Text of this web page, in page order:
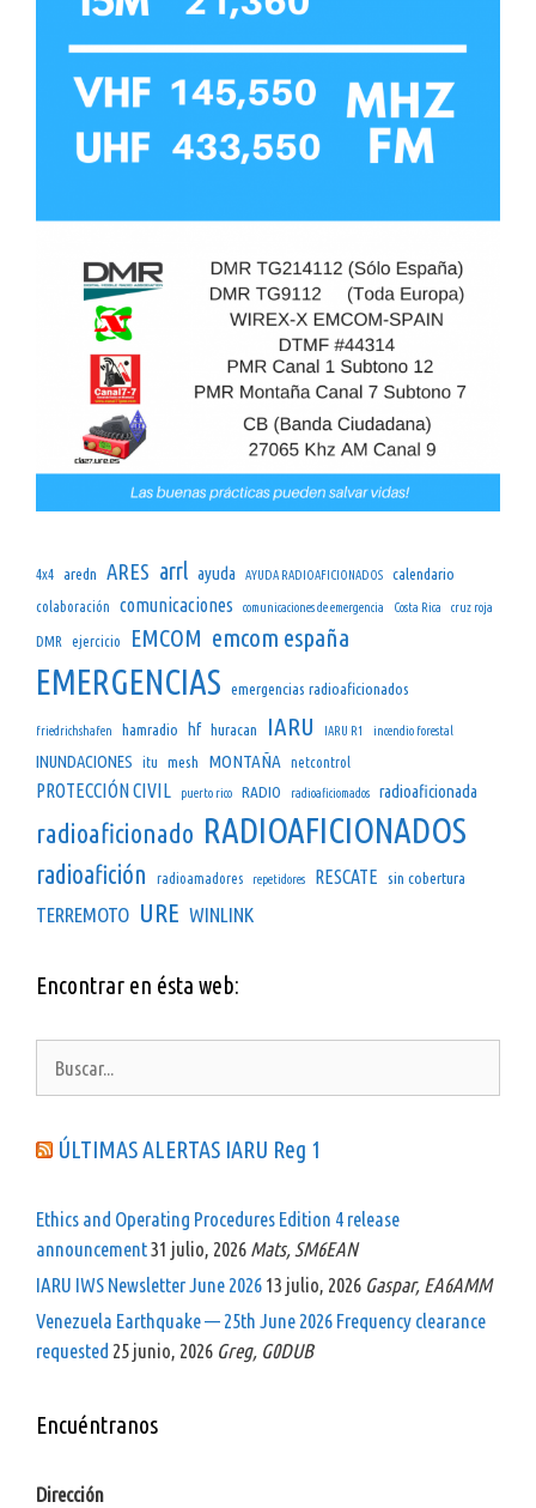
4x4 aredn ARES arrl ayuda AYUDA RADIOAFICIONADOS calendario
colaboración comunicaciones comunicaciones de emergencia Costa Rica cruz roja
DMR ejercicio EMCOM emcom españa
EMERGENCIAS emergencias radioaficionados
friedrichshafen hamradio hf huracan IARU IARU R1 incendio forestal
INUNDACIONES itu mesh MONTAÑA netcontrol
PROTECCIÓN CIVIL puerto rico RADIO radioaficiomados radioaficionada
radioaficionado RADIOAFICIONADOS
radioafición radioamadores repetidores RESCATE sin cobertura
TERREMOTO URE WINLINK
Encontrar en ésta web:
ÚLTIMAS ALERTAS IARU Reg 1
Ethics and Operating Procedures Edition 4 release
announcement31 julio, 2026 Mats, SM6EAN
IARU IWS Newsletter June 2026 13 julio, 2026 Gaspar, EA6AMM
Venezuela Earthquake — 25th June 2026 Frequency clearance
requested 25 junio, 2026 Greg, G0DUB
Encuéntranos
Dirección